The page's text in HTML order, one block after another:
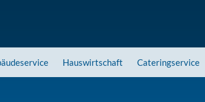
Hauswirtschaft Cateringservice